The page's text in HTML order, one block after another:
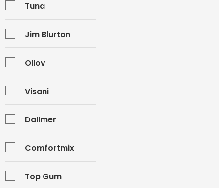
Tuna
Jim Blurton
Ollov
Visani
Dallmer
Comfortmix
Top Gum